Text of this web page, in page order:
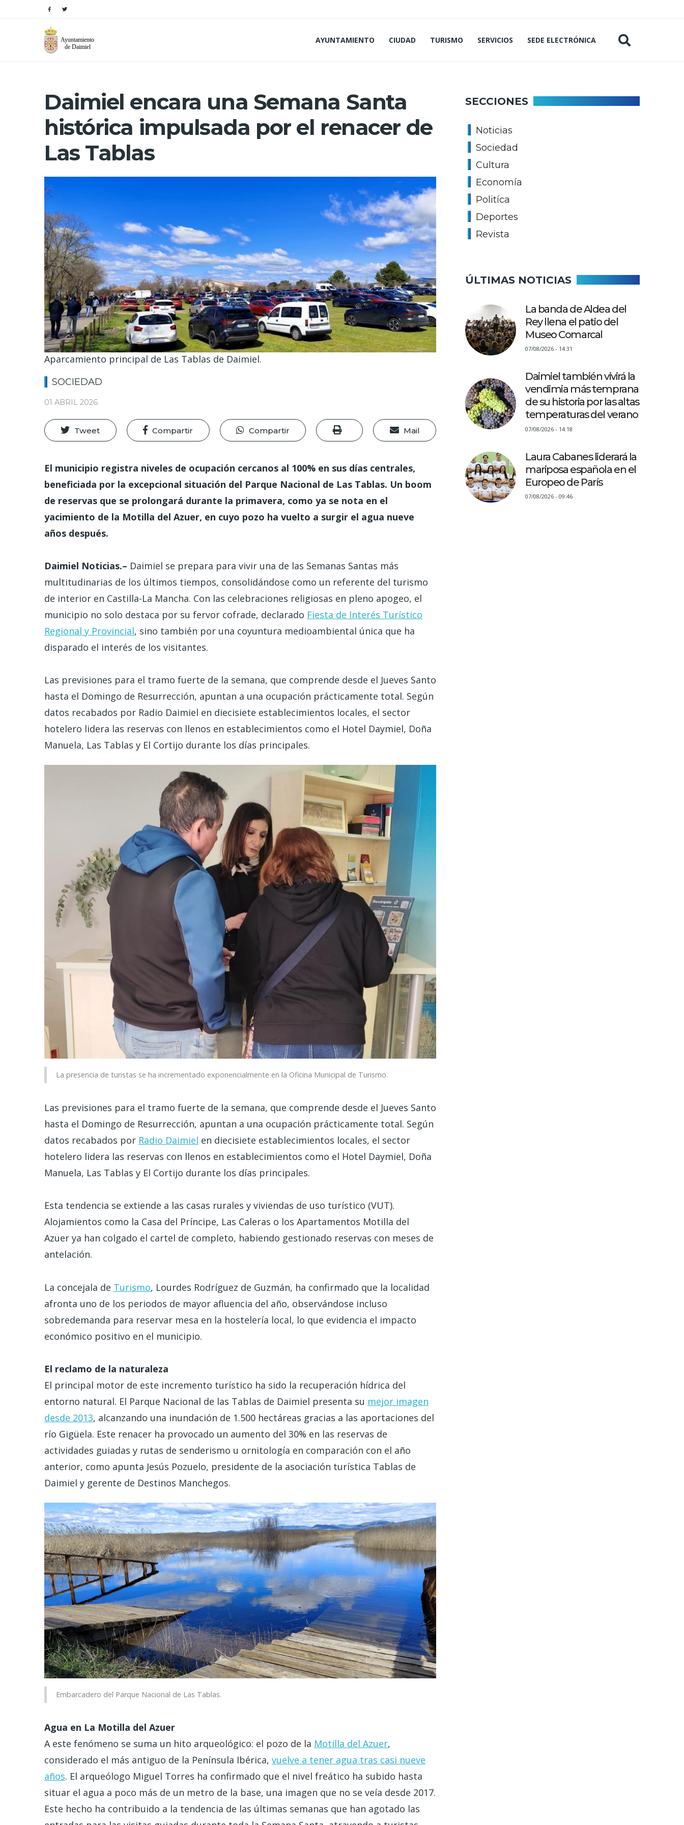
AYUNTAMIENTO CIUDAD TURISMO SERVICIOS SEDE ELECTRÓNICA
Daimiel encara una Semana Santa
histórica impulsada por el renacer de
Las Tablas
Aparcamiento principal de Las Tablas de Daimiel.
SOCIEDAD
01 ABRIL 2026
Tweet Compartir Compartir Mail
El municipio registra niveles de ocupación cercanos al 100% en sus días centrales,
beneficiada por la excepcional situación del Parque Nacional de Las Tablas. Un boom
de reservas que se prolongará durante la primavera, como ya se nota en el
yacimiento de la Motilla del Azuer, en cuyo pozo ha vuelto a surgir el agua nueve
años después.
Daimiel Noticias.– Daimiel se prepara para vivir una de las Semanas Santas más
multitudinarias de los últimos tiempos, consolidándose como un referente del turismo
de interior en Castilla-La Mancha. Con las celebraciones religiosas en pleno apogeo, el
municipio no solo destaca por su fervor cofrade, declarado Fiesta de Interés Turístico
Regional y Provincial, sino también por una coyuntura medioambiental única que ha
disparado el interés de los visitantes.
Las previsiones para el tramo fuerte de la semana, que comprende desde el Jueves Santo
hasta el Domingo de Resurrección, apuntan a una ocupación prácticamente total. Según
datos recabados por Radio Daimiel en diecisiete establecimientos locales, el sector
hotelero lidera las reservas con llenos en establecimientos como el Hotel Daymiel, Doña
Manuela, Las Tablas y El Cortijo durante los días principales.
La presencia de turistas se ha incrementado exponencialmente en la Oficina Municipal de Turismo.
Las previsiones para el tramo fuerte de la semana, que comprende desde el Jueves Santo
hasta el Domingo de Resurrección, apuntan a una ocupación prácticamente total. Según
datos recabados por Radio Daimiel en diecisiete establecimientos locales, el sector
hotelero lidera las reservas con llenos en establecimientos como el Hotel Daymiel, Doña
Manuela, Las Tablas y El Cortijo durante los días principales.
Esta tendencia se extiende a las casas rurales y viviendas de uso turístico (VUT).
Alojamientos como la Casa del Príncipe, Las Caleras o los Apartamentos Motilla del
Azuer ya han colgado el cartel de completo, habiendo gestionado reservas con meses de
antelación.
La concejala de Turismo, Lourdes Rodríguez de Guzmán, ha confirmado que la localidad
afronta uno de los periodos de mayor afluencia del año, observándose incluso
sobredemanda para reservar mesa en la hostelería local, lo que evidencia el impacto
económico positivo en el municipio.
El reclamo de la naturaleza
El principal motor de este incremento turístico ha sido la recuperación hídrica del
entorno natural. El Parque Nacional de las Tablas de Daimiel presenta su mejor imagen
desde 2013, alcanzando una inundación de 1.500 hectáreas gracias a las aportaciones del
río Gigüela. Este renacer ha provocado un aumento del 30% en las reservas de
actividades guiadas y rutas de senderismo u ornitología en comparación con el año
anterior, como apunta Jesús Pozuelo, presidente de la asociación turística Tablas de
Daimiel y gerente de Destinos Manchegos.
Embarcadero del Parque Nacional de Las Tablas.
Agua en La Motilla del Azuer
A este fenómeno se suma un hito arqueológico: el pozo de la Motilla del Azuer,
considerado el más antiguo de la Península Ibérica, vuelve a tener agua tras casi nueve
años. El arqueólogo Miguel Torres ha confirmado que el nivel freático ha subido hasta
situar el agua a poco más de un metro de la base, una imagen que no se veía desde 2017.
Este hecho ha contribuido a la tendencia de las últimas semanas que han agotado las
SECCIONES
Noticias
Sociedad
Cultura
Economía
Politíca
Deportes
Revista
ÚLTIMAS NOTICIAS
La banda de Aldea del
Rey llena el patio del
Museo Comarcal
07/08/2026 - 14:31
Daimiel también vivirá la
vendimia más temprana
de su historia por las altas
temperaturas del verano
07/08/2026 - 14:18
Laura Cabanes liderará la
mariposa española en el
Europeo de París
07/08/2026 - 09:46